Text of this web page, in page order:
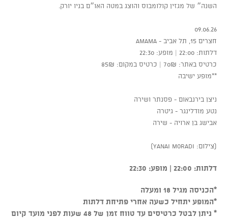
השנה״ של מגזין קולומבוס והוצג במטה האו״ם בניו יורק.
09.06.26
חצרים 15, תל אביב - AMAMA
דלתות: 22:00 | מופע: 22:30
כרטיס באתר: 70₪ | כרטיס במקום: 85₪
**מופע ישיבה
ניצן בירנבאום - פסנתר ושירה
נטע מודלינגר - גיטרה
אבישג בן ארויה - שירה
(צילום: yanai moradi)
דלתות: 22:00 | מופע: 22:30
*הכניסה מגיל 18 ומעלה
*המופע יתחיל כשעה אחרי פתיחת דלתות
* ניתן לבטל כרטיסים עד טווח זמן של 48 שעות לפני מועד קיום